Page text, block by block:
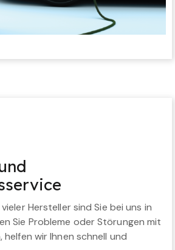
Hersteller sind Sie bei uns in
Sie Probleme oder Störungen mit
helfen wir Ihnen schnell und